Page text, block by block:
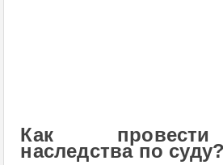
Как
наследства по суду?